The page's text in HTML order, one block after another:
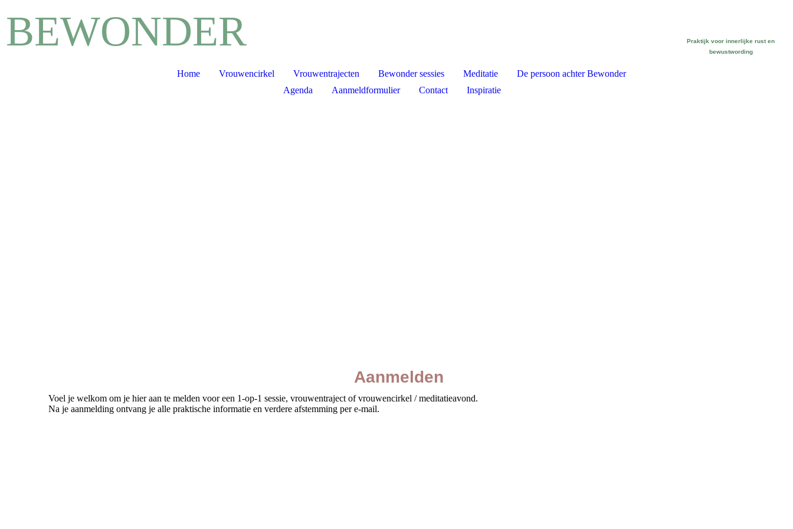
BEWONDER Praktijk voorinnerlijke rust en
bewustwording
Home Vrouwencirkel Vrouwentrajecten Bewonder sessies Meditatie
De persoon achter Bewonder
Agenda
Aanmeldformulier Contact Inspiratie
Aanmelden
Voel je welkom om je hier aan te melden voor een 1-op-1 sessie, vrouwentraject of vrouwencirkel / meditatieavond.
Na je aanmelding ontvang je alle praktische informatie en verdere afstemming per e-mail.